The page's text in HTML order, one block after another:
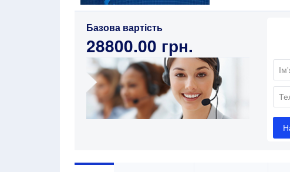
Базова вартість
28800.00 грн.